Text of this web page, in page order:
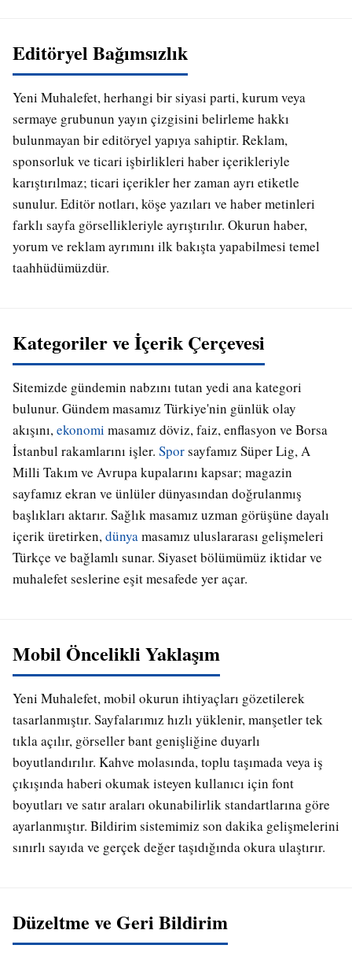
Editöryel Bağımsızlık
Yeni Muhalefet, herhangi bir siyasi parti, kurum veya
sermaye grubunun yayın çizgisini belirleme hakkı
bulunmayan bir editöryel yapıya sahiptir. Reklam,
sponsorluk ve ticari işbirlikleri haber içerikleriyle
karıştırılmaz; ticari içerikler her zaman ayrı etiketle
sunulur. Editör notları, köşe yazıları ve haber metinleri
farklı sayfa görsellikleriyle ayrıştırılır. Okurun haber,
yorum ve reklam ayrımını ilk bakışta yapabilmesi temel
taahhüdümüzdür.
Kategoriler ve İçerik Çerçevesi
Sitemizde gündemin nabzını tutan yedi ana kategori
bulunur. Gündem masamız Türkiye'nin günlük olay
akışını,ekonomi masamız döviz, faiz, enflasyon ve Borsa
İstanbul rakamlarını işler. Sporsayfamız Süper Lig, A
Milli Takım ve Avrupa kupalarını kapsar; magazin
sayfamız ekran ve ünlüler dünyasından doğrulanmış
başlıkları aktarır. Sağlık masamız uzman görüşüne dayalı
içerik üretirken,dünyamasamız uluslararası gelişmeleri
Türkçe ve bağlamlı sunar. Siyaset bölümümüz iktidar ve
muhalefet seslerine eşit mesafede yer açar.
Mobil Öncelikli Yaklaşım
Yeni Muhalefet, mobil okurun ihtiyaçları gözetilerek
tasarlanmıştır. Sayfalarımız hızlı yüklenir, manşetler tek
tıkla açılır, görseller bant genişliğine duyarlı
boyutlandırılır. Kahve molasında, toplu taşımada veya iş
çıkışında haberi okumak isteyen kullanıcı için font
boyutları ve satır araları okunabilirlik standartlarına göre
ayarlanmıştır. Bildirim sistemimiz son dakika gelişmelerini
sınırlı sayıda ve gerçek değer taşıdığında okura ulaştırır.
Düzeltme ve Geri Bildirim